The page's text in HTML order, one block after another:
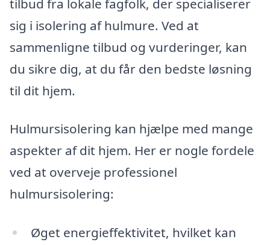
tilbud fra lokale fagfolk, der specialiserer
sig i isolering af hulmure. Ved at
sammenligne tilbud og vurderinger, kan
du sikre dig, at du får den bedste løsning
til dit hjem.
Hulmursisolering kan hjælpe med mange
aspekter af dit hjem. Her er nogle fordele
ved at overveje professionel
hulmursisolering:
Øget energieffektivitet, hvilket kan